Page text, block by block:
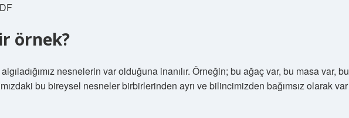
örnek?
nesnelerin var olduğuna inanılır. Örneğin; bu ağaç var, bu masa var, bu
bu bireysel nesneler birbirlerinden ayrı ve bilincimizden bağımsız olarak var